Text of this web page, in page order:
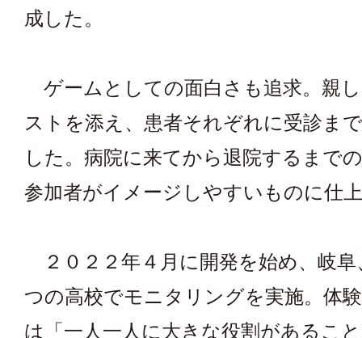
成した。
ゲームとしての面白さも追求。親
ストを添え、患者それぞれに受診ま
した。病院に来てから退院するまで
参加者がイメージしやすいものに仕
２０２２年４月に開発を始め、岐阜
つの高校でモニタリングを実施。体
は「一人一人に大きな役割があるこ